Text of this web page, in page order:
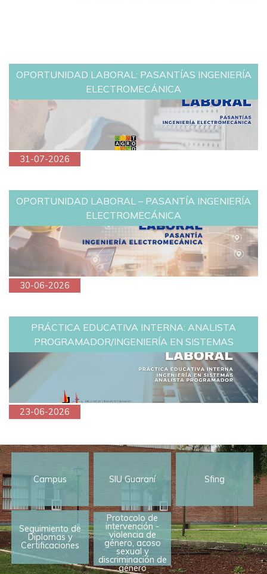
OPORTUNIDAD LABORAL: PASANTÍAS INGENIERÍA
ELECTROMECÁNICA
31-07-2026
OPORTUNIDAD LABORAL – PASANTÍA INGENIERÍA
ELECTROMECÁNICA
30-06-2026
PRÁCTICA EDUCATIVA INTERNA: ANALISTA
PROGRAMADOR/INGENIERÍA EN SISTEMAS
23-06-2026
Campus SIU Guaraní Sfing
Seguimiento de
Diplomas y
Certificaciones
Protocolo de
intervención -
violencia de
género, acoso
sexual y
discriminación de
género